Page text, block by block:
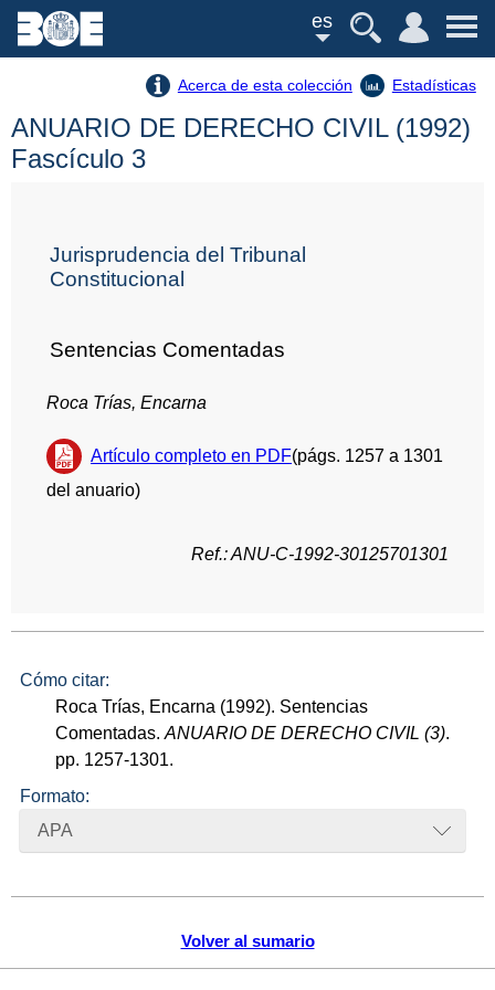
es
Acerca de esta colección Estadísticas
Volver al sumario
ANUARIO DE DERECHO CIVIL (1992)
Fascículo 3
Jurisprudencia del Tribunal
Constitucional
Sentencias Comentadas
Roca Trías, Encarna
Artículo completo en PDF(págs. 1257 a 1301
del anuario)
Ref.: ANU-C-1992-30125701301
Cómo citar:
Roca Trías, Encarna (1992). Sentencias
Comentadas.ANUARIO DE DERECHO CIVIL (3).
pp. 1257-1301.
Formato:
APA